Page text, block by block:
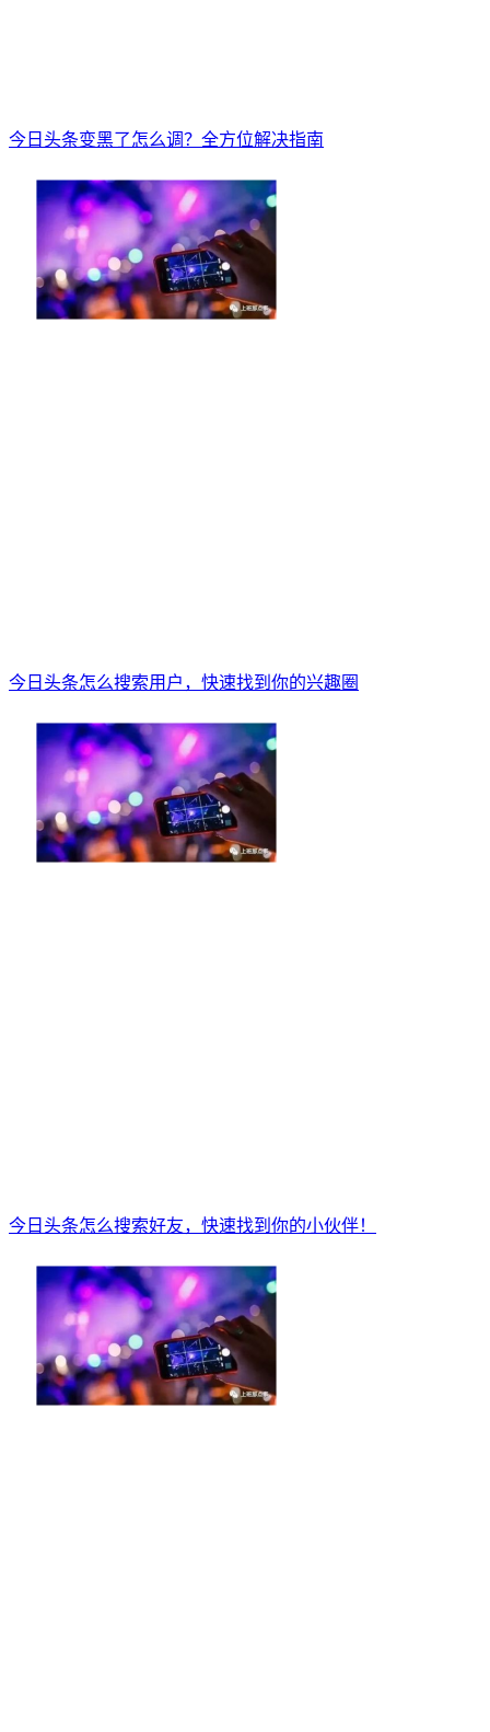
今日头条变黑了怎么调？全方位解决指南
今日头条怎么搜索用户，快速找到你的兴趣圈
今日头条怎么搜索好友，快速找到你的小伙伴！